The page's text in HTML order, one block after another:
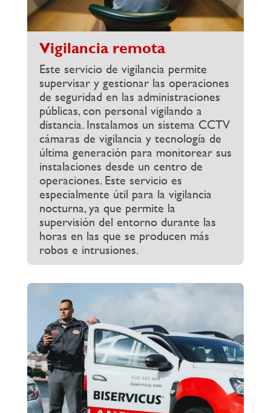
Vigilancia remota
Este servicio de vigilancia permite
supervisar y gestionar las operaciones
de seguridad en las administraciones
públicas, con personal vigilando a
distancia. Instalamos un sistema CCTV
cámaras de vigilancia y tecnología de
última generación para monitorear sus
instalaciones desde un centro de
operaciones. Este servicio es
especialmente útil para la vigilancia
nocturna, ya que permite la
supervisión del entorno durante las
horas en las que se producen más
robos e intrusiones.